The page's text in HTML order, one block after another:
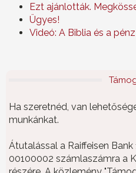
Ezt ajánlották.
Ügyes!
Videó: A Biblia és a pénz
Ha szeretnéd, van
munkánkat.
Átutalással a Raiffeisen
00100002 számlaszámra a